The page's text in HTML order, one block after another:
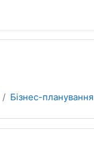
Бізнес-планування